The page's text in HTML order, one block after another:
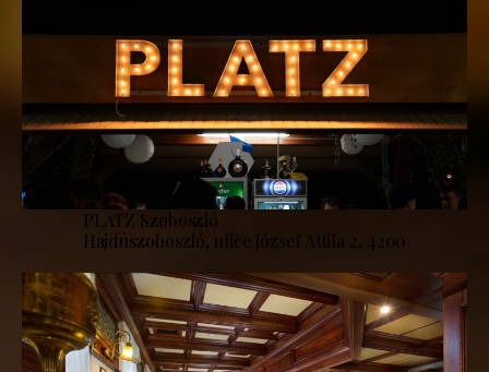
PLATZ Szoboszló
Hajdúszoboszló, ulice József Attila 2, 4200